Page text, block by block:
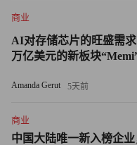
商业
AI对存储芯片的旺盛需
万亿美元的新板块
Amanda Gerut 5天前
商业
中国大陆唯一新入榜企